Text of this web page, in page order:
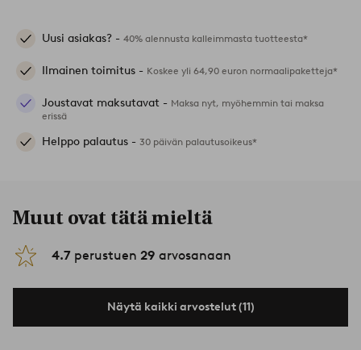
Uusi asiakas? - 40% alennusta kalleimmasta tuotteesta*
Ilmainen toimitus - Koskee yli 64,90 euron normaalipaketteja*
Joustavat maksutavat - Maksa nyt, myöhemmin tai maksa
erissä
Helppo palautus - 30 päivän palautusoikeus*
Muut ovat tätä mieltä
4.7 perustuen 29 arvosanaan
Näytä kaikki arvostelut (11)